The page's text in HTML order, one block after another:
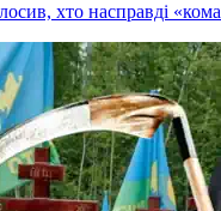
хто насправді